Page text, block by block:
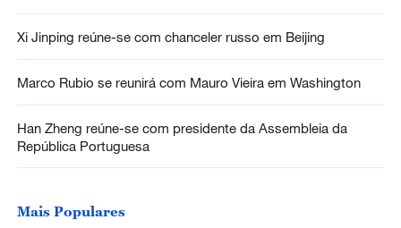
Xi Jinping reúne-se com chanceler russo em Beijing
Marco Rubio se reunirá com Mauro Vieira em Washington
Han Zheng reúne-se com presidente da Assembleia da
República Portuguesa
Mais Populares